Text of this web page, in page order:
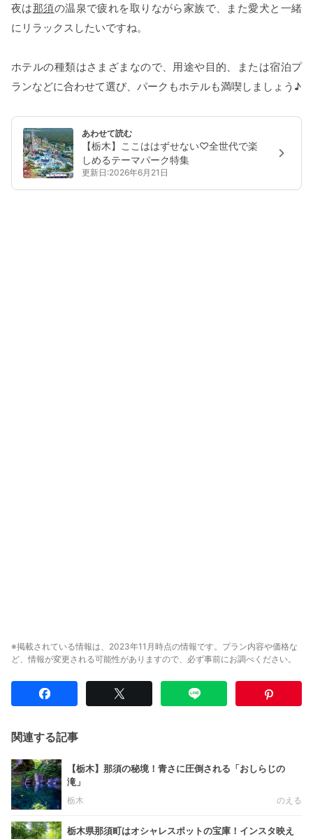
夜は那須の温泉で疲れを取りながら家族で、また愛犬と一緒
にリラックスしたいですね。
ホテルの種類はさまざまなので、用途や目的、または宿泊プ
ランなどに合わせて選び、パークもホテルも満喫しましょう♪
あわせて読む
【栃木】ここははずせない♡全世代で楽
しめるテーマパーク特集
更新日:2026年6月21日
※掲載されている情報は、2023年11月時点の情報です。プラン内容や価格な
ど、情報が変更される可能性がありますので、必ず事前にお調べください。
関連する記事
【栃木】那須の秘境！青さに圧倒される「おしらじの
滝」
栃木 のえる
栃木県那須町はオシャレスポットの宝庫！インスタ映え